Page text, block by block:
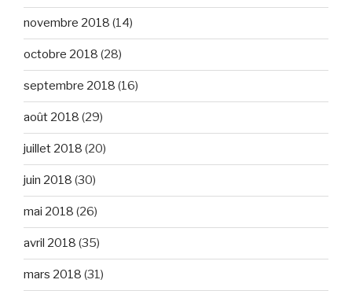
novembre 2018 (14)
octobre 2018 (28)
septembre 2018 (16)
août 2018 (29)
juillet 2018 (20)
juin 2018 (30)
mai 2018 (26)
avril 2018 (35)
mars 2018 (31)